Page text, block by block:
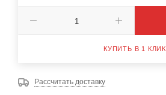
КУПИТЬ В 1 КЛИК
Рассчитать доставку